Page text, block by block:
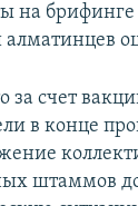
на брифинге
счет
в конце
штаммов